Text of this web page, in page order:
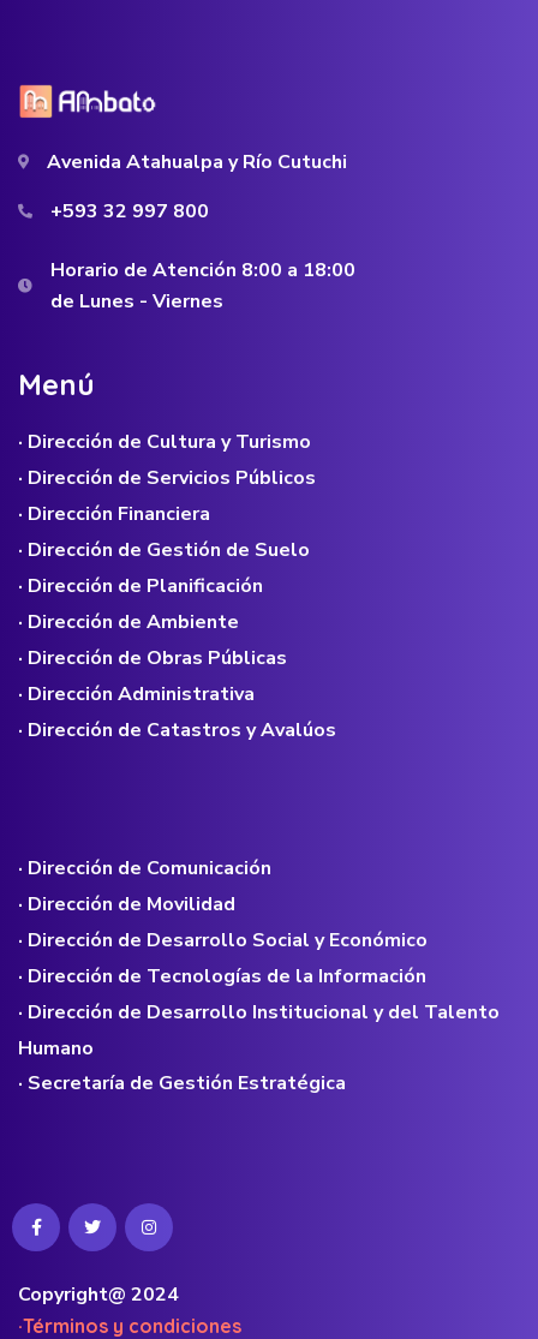
Avenida Atahualpa y Río Cutuchi
+593 32 997 800
Horario de Atención 8:00 a 18:00
de Lunes - Viernes
Menú
· Dirección de Cultura y Turismo
· Dirección de Servicios Públicos
· Dirección Financiera
· Dirección de Gestión de Suelo
· Dirección de Planificación
· Dirección de Ambiente
· Dirección de Obras Públicas
· Dirección Administrativa
· Dirección de Catastros y Avalúos
· Dirección de Comunicación
· Dirección de Movilidad
· Dirección de Desarrollo Social y Económico
· Dirección de Tecnologías de la Información
· Dirección de Desarrollo Institucional y del Talento
Humano
· Secretaría de Gestión Estratégica
Copyright@ 2024
·Términos y condiciones